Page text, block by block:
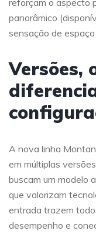
reforçam o aspecto
panorâmico
sensação de
Versões,
A nova linha
em múltiplas
buscam um modelo
que valorizam
entrada trazem
desempenho e